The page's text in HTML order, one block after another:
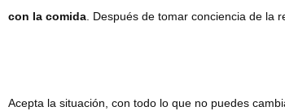
con la comida . Después de tomar conciencia de la
Acepta la situación, con todo lo que no puedes